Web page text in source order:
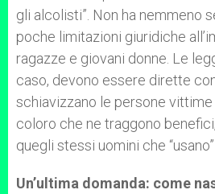
gli alcolisti”. Non ha nemmeno
poche limitazioni giuridiche
ragazze e giovani donne. Le
caso, devono essere dirette
schiavizzano le persone
coloro che ne traggono
quegli stessi uomini che
Un’ultima domanda: come